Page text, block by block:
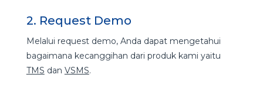
2. Request Demo
Melalui request demo, Anda dapat mengetahui
bagaimana kecanggihan dari produk kami yaitu
TMS dan VSMS.